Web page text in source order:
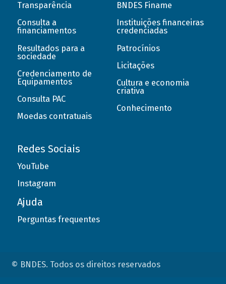
Transparência
Consulta a
financiamentos
Resultados para a
sociedade
Credenciamento de
Equipamentos
Consulta PAC
Moedas contratuais
BNDES Finame
Instituições financeiras
credenciadas
Patrocínios
Licitações
Cultura e economia
criativa
Conhecimento
Redes Sociais
YouTube
Instagram
Ajuda
Perguntas frequentes
© BNDES. Todos os direitos reservados